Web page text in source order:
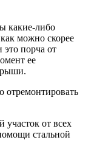
какие-либо
можно скорее
это порча от
ее
участок от всех
стальной